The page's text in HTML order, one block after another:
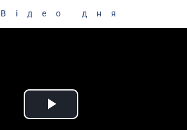
Відео дня
Play Video